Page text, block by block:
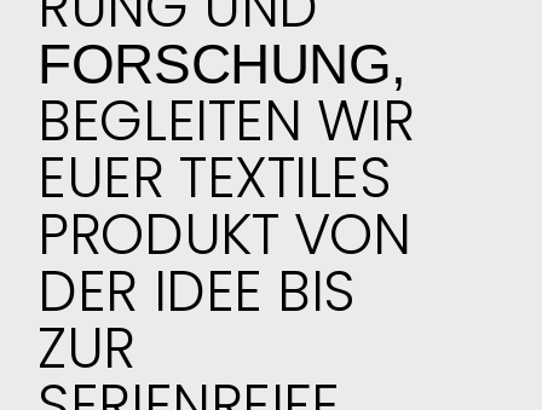
FORSCHUNG,
BEGLEITEN WIR
EUER TEXTILES
PRODUKT VON
DER IDEE BIS
ZUR